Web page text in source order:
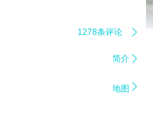
1278条评论 
简介 
地图 